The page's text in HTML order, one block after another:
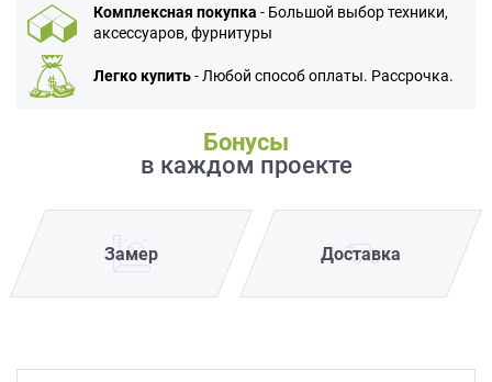
Комплексная покупка - Большой выбор техники,
аксессуаров, фурнитуры
Легко купить- Любой способ оплаты. Рассрочка.
Бонусы
в каждом проекте
Замер Доставка